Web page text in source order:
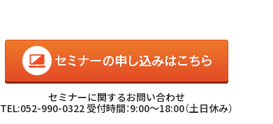
セミナーに関するお問い合わせ
TEL:052-990-0322 受付時間：9:00～18:00（土日休み）